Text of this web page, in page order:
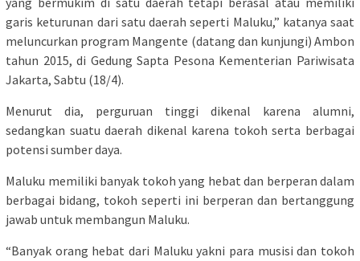
garis keturunan dari satu daerah seperti Maluku,” katanya saat
meluncurkan program Mangente (datang dan kunjungi) Ambon
tahun 2015, di Gedung Sapta Pesona Kementerian Pariwisata
Jakarta, Sabtu (18/4).
Menurut dia, perguruan tinggi dikenal karena alumni,
sedangkan suatu daerah dikenal karena tokoh serta berbagai
potensi sumber daya.
Maluku memiliki banyak tokoh yang hebat dan berperan dalam
berbagai bidang, tokoh seperti ini berperan dan bertanggung
jawab untuk membangun Maluku.
“Banyak orang hebat dari Maluku yakni para musisi dan tokoh